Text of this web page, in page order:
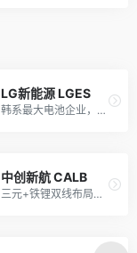
LG新能源 LGES
韩系最大电池企业，配套通用/现代/特斯拉
中创新航 CALB
三元+铁锂双线布局，切入丰田全球供应链